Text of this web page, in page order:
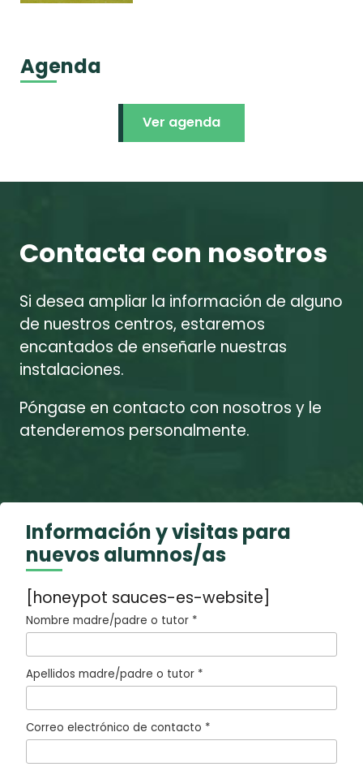
Agenda
Ver agenda
Contacta con nosotros
Si desea ampliar la información de alguno
de nuestros centros, estaremos
encantados de enseñarle nuestras
instalaciones.
Póngase en contacto con nosotros y le
atenderemos personalmente.
Información y visitas para
nuevos alumnos/as
[honeypot sauces-es-website]
Nombre madre/padre o tutor *
Apellidos madre/padre o tutor *
Correo electrónico de contacto *